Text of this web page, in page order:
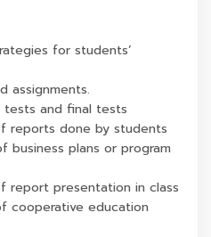
for students’
assignments.
tests and final tests
reports done by students
business plans or program
report presentation in class
cooperative education